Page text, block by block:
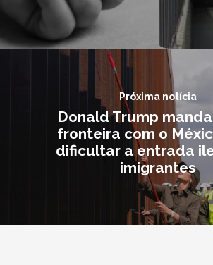
Próxima notícia
Donald Trump
fronteira com o
dificultar a entrada
imigrantes